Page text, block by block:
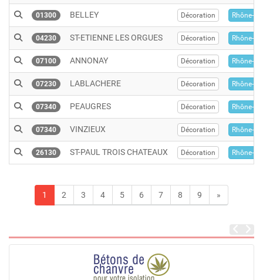
01300 BELLEY Décoration Rhône-
04230 ST-ETIENNE LES ORGUES Décoration Rhône-
07100 ANNONAY Décoration Rhône-
07230 LABLACHERE Décoration Rhône-
07340 PEAUGRES Décoration Rhône-
07340 VINZIEUX Décoration Rhône-
26130 ST-PAUL TROIS CHATEAUX Décoration Rhône-
1 2 3 4 5 6 7 8 9 »